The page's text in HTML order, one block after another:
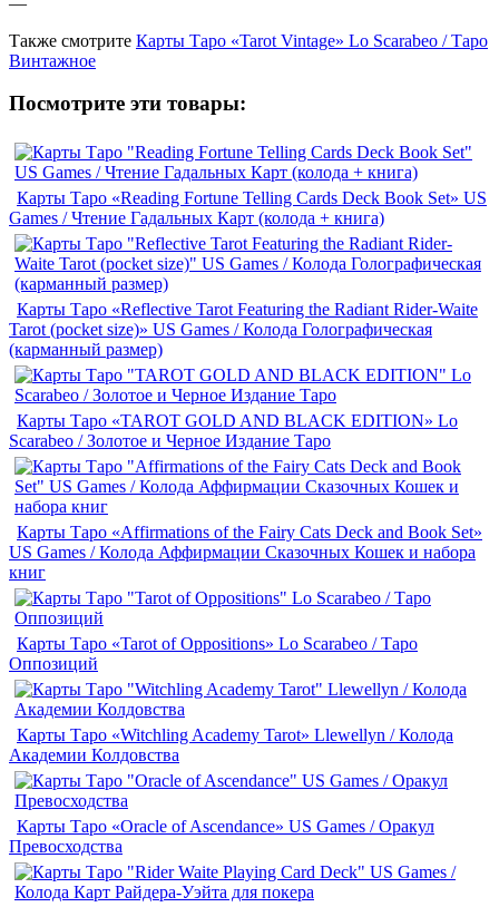
Также смотрите Карты Таро «Tarot Vintage» Lo Scarabeo / Таро
Винтажное
Посмотрите эти товары:
Карты Таро «Reading Fortune Telling Cards Deck Book Set» US
Games / Чтение Гадальных Карт (колода + книга)
Карты Таро «Reflective Tarot Featuring the Radiant Rider-Waite
Tarot (pocket size)» US Games / Колода Голографическая
(карманный размер)
Карты Таро «TAROT GOLD AND BLACK EDITION» Lo
Scarabeo / Золотое и Черное Издание Таро
Карты Таро «Affirmations of the Fairy Cats Deck and Book Set»
US Games / Колода Аффирмации Сказочных Кошек и набора
книг
Карты Таро «Tarot of Oppositions» Lo Scarabeo / Таро
Оппозиций
Карты Таро «Witchling Academy Tarot» Llewellyn / Колода
Академии Колдовства
Карты Таро «Oracle of Ascendance» US Games / Оракул
Превосходства